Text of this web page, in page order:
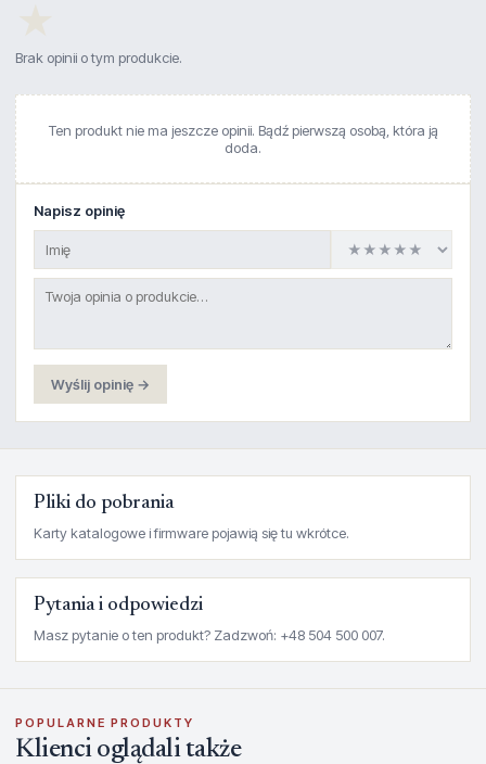
Brak opinii o tym produkcie.
Ten produkt nie ma jeszcze opinii. Bądź pierwszą osobą, która ją
doda.
Napisz opinię
Wyślij opinię →
Pliki do pobrania
Karty katalogowe i firmware pojawią się tu wkrótce.
Pytania i odpowiedzi
Masz pytanie o ten produkt? Zadzwoń: +48 504 500 007.
POPULARNE PRODUKTY
Klienci oglądali także